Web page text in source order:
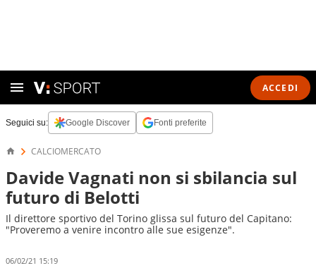
ACCEDI
Seguici su: Google Discover Fonti preferite
CALCIOMERCATO
Davide Vagnati non si sbilancia sul
futuro di Belotti
Il direttore sportivo del Torino glissa sul futuro del Capitano:
"Proveremo a venire incontro alle sue esigenze".
06/02/21 15:19